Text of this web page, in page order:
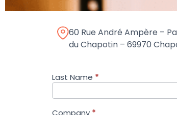
60 Rue André Ampère –
du Chapotin – 69970
Contact
Last Name *